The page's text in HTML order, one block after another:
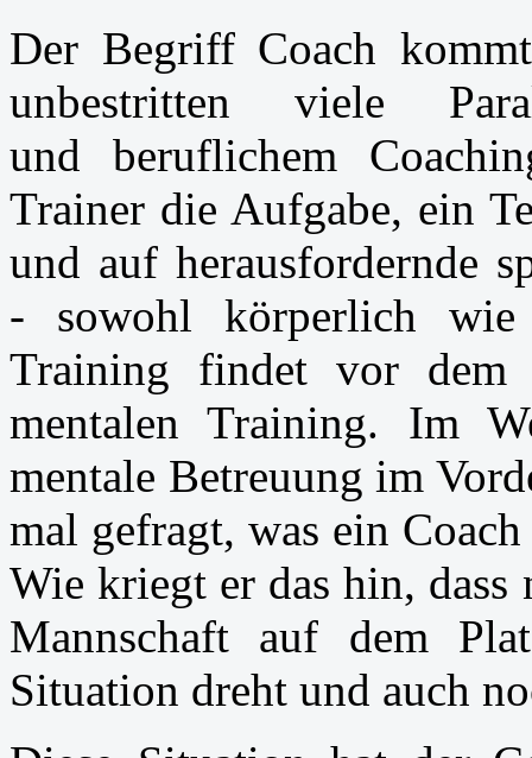
Der Begriff Coach
unbestritten viele
und beruflichem
Trainer die Aufgabe, ein
und auf herausfordernde
- sowohl körperlich wie
Training findet vor dem
mentalen Training. Im
mentale Betreuung im
mal gefragt, was ein
Wie kriegt er das hin, dass
Mannschaft auf dem
Situation dreht und auch